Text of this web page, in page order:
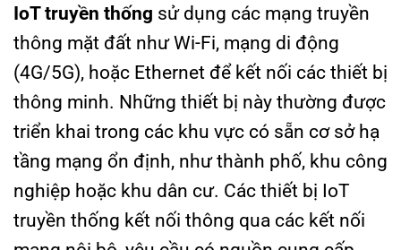
IoT truyền thống sử dụng các mạng truyền
thông mặt đất như Wi-Fi, mạng di động
(4G/5G), hoặc Ethernet để kết nối các thiết bị
thông minh. Những thiết bị này thường được
triển khai trong các khu vực có sẵn cơ sở hạ
tầng mạng ổn định, như thành phố, khu công
nghiệp hoặc khu dân cư. Các thiết bị IoT
truyền thống kết nối thông qua các kết nối